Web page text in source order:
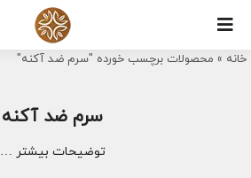
Skip
content
خانه » محصولات برچسب خورده "سرم ضد آکنه"
سرم ضد آکنه
توضیحات بیشتر …